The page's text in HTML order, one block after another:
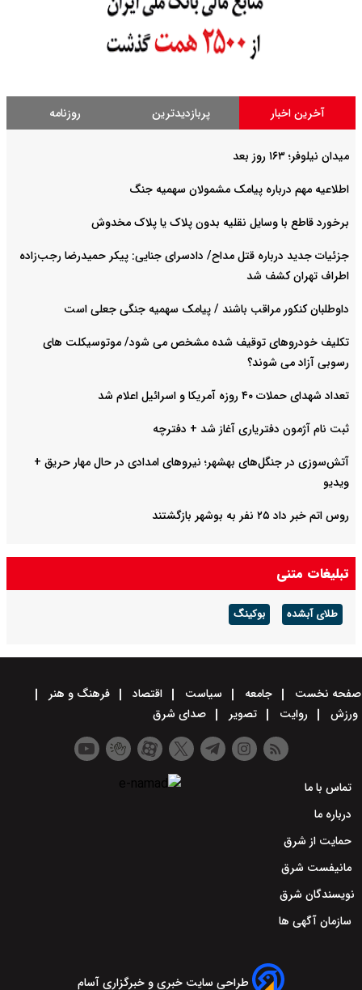
آخرین اخبار پربازدیدترین روزنامه
میدان نیلوفر؛ ۱۶۳ روز بعد
اطلاعیه مهم درباره پیامک مشمولان سهمیه جنگ
برخورد قاطع با وسایل نقلیه بدون پلاک یا پلاک مخدوش
جزئیات جدید درباره قتل مداح/ دادسرای جنایی: پیکر حمیدرضا رجب‌زاده
اطراف تهران کشف شد
داوطلبان کنکور مراقب باشند / پیامک سهمیه جنگی جعلی است
تکلیف خودروهای توقیف شده مشخص می شود/ موتوسیکلت های
رسوبی آزاد می شوند؟
تعداد شهدای حملات ۴۰ روزه آمریکا و اسرائیل اعلام شد
ثبت نام آژمون دفتریاری آغاز شد + دفترچه
آتش‌سوزی در جنگل‌های بهشهر؛ نیرو‌های امدادی در حال مهار حریق +
ویدیو
روس اتم خبر داد ۲۵ نفر به بوشهر بازگشتند
تبلیغات متنی
طلای آبشده بوکینگ
صفحه نخست جامعه سیاست اقتصاد
فرهنگ و هنر
ورزش
روایت تصویر صدای شرق
تماس با ما
درباره ما
حمایت از شرق
مانیفست شرق
نویسندگان شرق
سازمان آگهی ها
طراحی سایت خبری و خبرگزاری آسام